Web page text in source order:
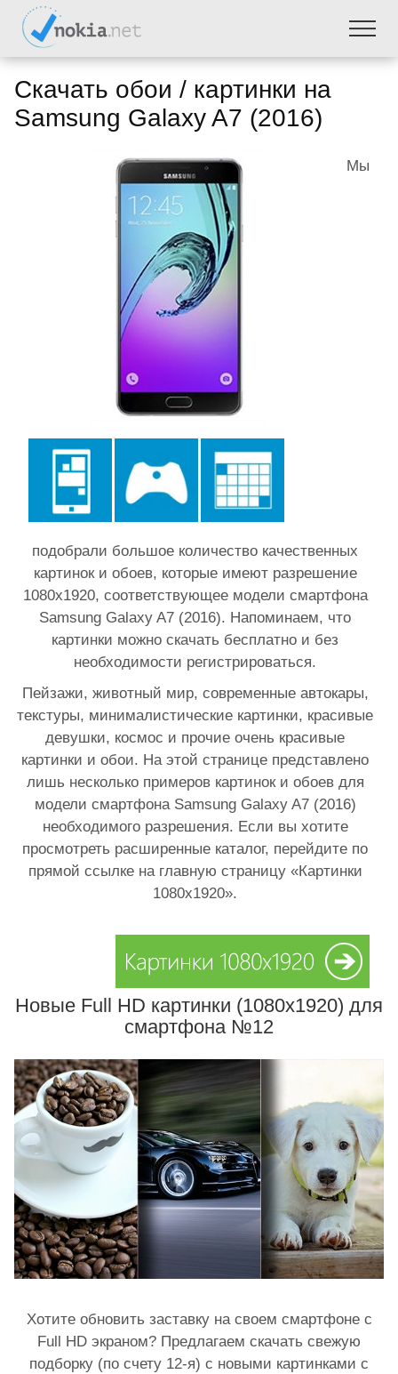
Скачать обои / картинки на
Samsung Galaxy A7 (2016)
Мы
подобрали большое количество качественных
картинок и обоев, которые имеют разрешение
1080x1920, соответствующее модели смартфона
Samsung Galaxy A7 (2016). Напоминаем, что
картинки можно скачать бесплатно и без
необходимости регистрироваться.
Пейзажи, животный мир, современные автокары,
текстуры, минималистические картинки, красивые
девушки, космос и прочие очень красивые
картинки и обои. На этой странице представлено
лишь несколько примеров картинок и обоев для
модели смартфона Samsung Galaxy A7 (2016)
необходимого разрешения. Если вы хотите
просмотреть расширенные каталог, перейдите по
прямой ссылке на главную страницу «Картинки
1080х1920».
Новые Full HD картинки (1080x1920) для
смартфона №12
Хотите обновить заставку на своем смартфоне с
Full HD экраном? Предлагаем скачать свежую
подборку (по счету 12-я) с новыми картинками с